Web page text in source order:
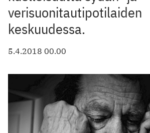
verisuonitautipotilaiden
keskuudessa.
5.4.2018 00.00